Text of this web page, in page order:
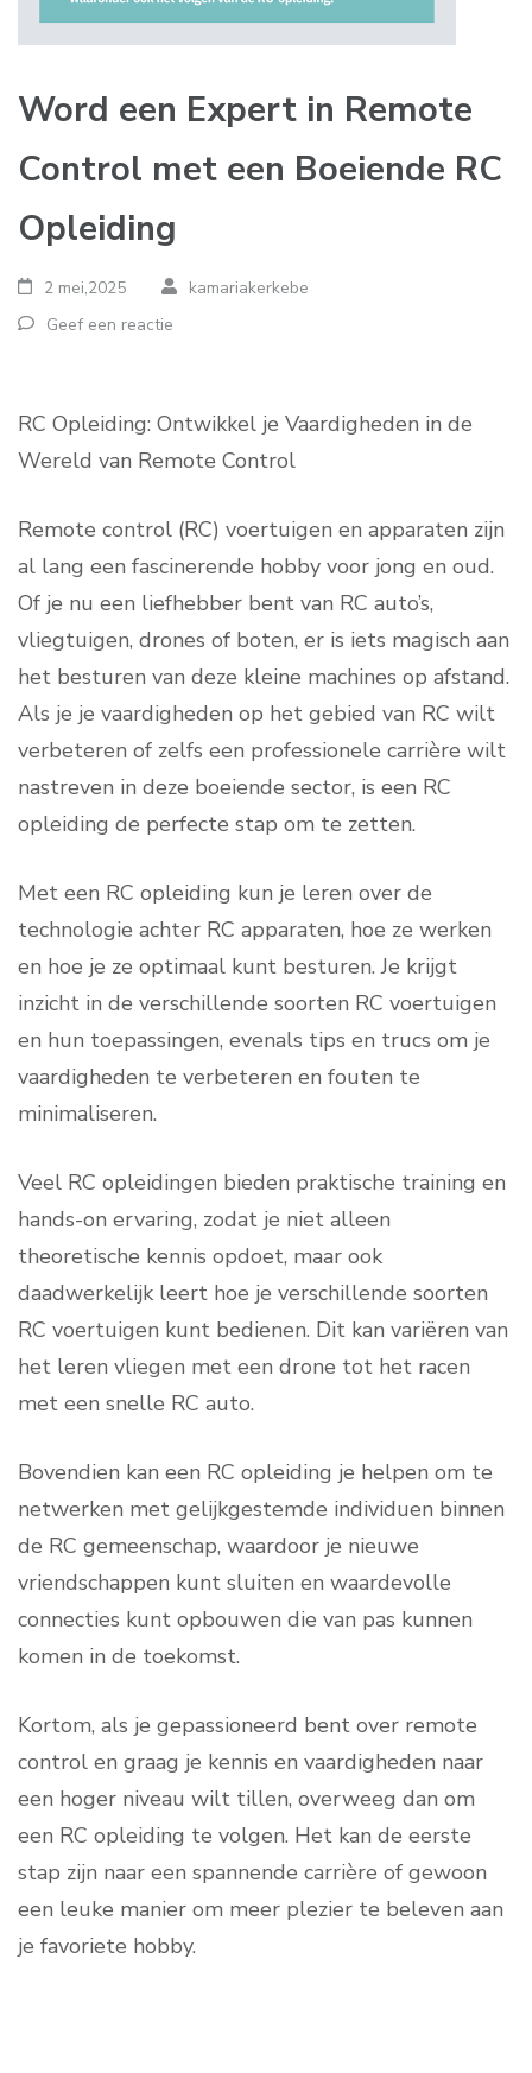
Word een Expert in Remote
Control met een Boeiende RC
Opleiding
2 mei,2025
kamariakerkebe
Geef een reactie
RC Opleiding: Ontwikkel je Vaardigheden in de
Wereld van Remote Control
Remote control (RC) voertuigen en apparaten zijn
al lang een fascinerende hobby voor jong en oud.
Of je nu een liefhebber bent van RC auto’s,
vliegtuigen, drones of boten, er is iets magisch aan
het besturen van deze kleine machines op afstand.
Als je je vaardigheden op het gebied van RC wilt
verbeteren of zelfs een professionele carrière wilt
nastreven in deze boeiende sector, is een RC
opleiding de perfecte stap om te zetten.
Met een RC opleiding kun je leren over de
technologie achter RC apparaten, hoe ze werken
en hoe je ze optimaal kunt besturen. Je krijgt
inzicht in de verschillende soorten RC voertuigen
en hun toepassingen, evenals tips en trucs om je
vaardigheden te verbeteren en fouten te
minimaliseren.
Veel RC opleidingen bieden praktische training en
hands-on ervaring, zodat je niet alleen
theoretische kennis opdoet, maar ook
daadwerkelijk leert hoe je verschillende soorten
RC voertuigen kunt bedienen. Dit kan variëren van
het leren vliegen met een drone tot het racen
met een snelle RC auto.
Bovendien kan een RC opleiding je helpen om te
netwerken met gelijkgestemde individuen binnen
de RC gemeenschap, waardoor je nieuwe
vriendschappen kunt sluiten en waardevolle
connecties kunt opbouwen die van pas kunnen
komen in de toekomst.
Kortom, als je gepassioneerd bent over remote
control en graag je kennis en vaardigheden naar
een hoger niveau wilt tillen, overweeg dan om
een ​​RC opleiding te volgen. Het kan de eerste
stap zijn naar een spannende carrière of gewoon
een leuke manier om meer plezier te beleven aan
je favoriete hobby.